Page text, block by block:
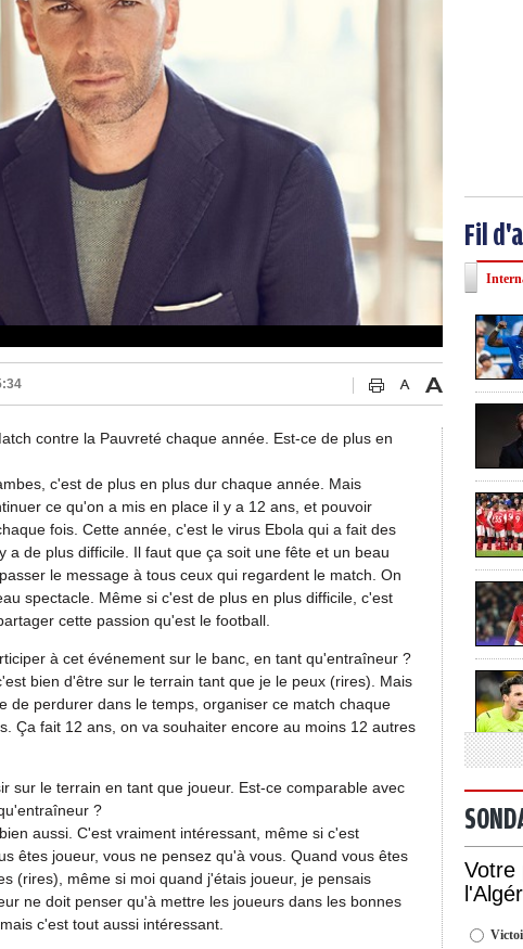
contre la Pauvreté chaque année. Est-ce de plus en
c'est de plus en plus dur chaque année. Mais
ce qu'on a mis en place il y a 12 ans, et pouvoir
fois. Cette année, c'est le virus Ebola qui a fait des
a de plus difficile. Il faut que ça soit une fête et un beau
le message à tous ceux qui regardent le match. On
spectacle. Même si c'est de plus en plus difficile, c'est
cette passion qu'est le football.
à cet événement sur le banc, en tant qu'entraîneur ?
bien d'être sur le terrain tant que je le peux (rires). Mais
de perdurer dans le temps, organiser ce match chaque
Ça fait 12 ans, on va souhaiter encore au moins 12 autres
sur le terrain en tant que joueur. Est-ce comparable avec
?
aussi. C'est vraiment intéressant, même si c'est
êtes joueur, vous ne pensez qu'à vous. Quand vous êtes
(rires), même si moi quand j'étais joueur, je pensais
ne doit penser qu'à mettre les joueurs dans les bonnes
c'est tout aussi intéressant.
Fil
Votre